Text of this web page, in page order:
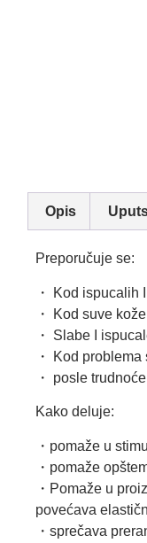
Opis
Preporučuje se:
・ Kod ispucalih
・ Kod suve kože
・ Slabe I
・ Kod
・ posle trudnoće
Kako deluje:
・pomaže u
・pomaže
・Pomaže u
povećava
・sprečava